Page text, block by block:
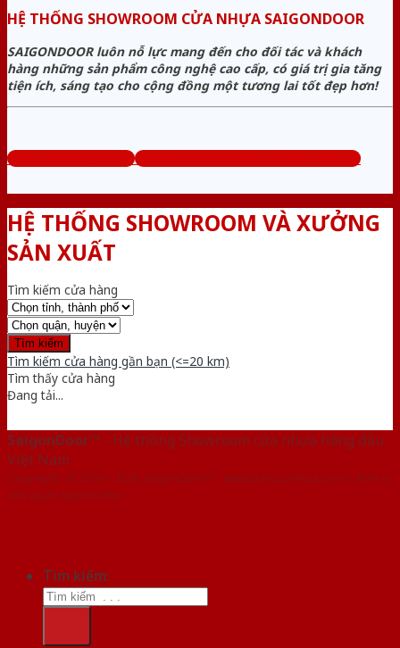
HỆ THỐNG SHOWROOM CỬA NHỰA SAIGONDOOR
SAIGONDOOR luôn nỗ lực mang đến cho đối tác và khách
hàng những sản phẩm công nghệ cao cấp, có giá trị gia tăng
tiện ích, sáng tạo cho cộng đồng một tương lai tốt đẹp hơn!
www.cuanhuago.com Tổng đài tư vấn miễn phí: 0824.400.400
HỆ THỐNG SHOWROOM VÀ XƯỞNG
SẢN XUẤT
Tìm kiếm cửa hàng
Tìm kiếm cửa hàng gần bạn (<=20 km)
Tìm thấy cửa hàng
Đang tải...
SaigonDoor™ - Hệ thống Showroom cửa nhựa hàng đầu
Việt Nam
Copyright ⓒ 2016 – 2026 SaigonDoor™ - www.bancuanhua.com | Đơn vị
chủ quản SaigonDoor
Tìm kiếm: